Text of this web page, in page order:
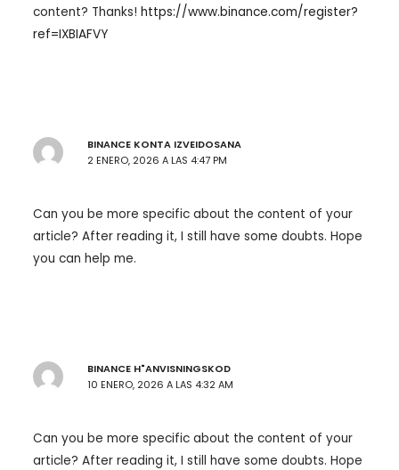
content? Thanks! https://www.binance.com/register?
ref=IXBIAFVY
BINANCE KONTA IZVEIDOSANA
2 ENERO, 2026 A LAS 4:47 PM
Can you be more specific about the content of your
article? After reading it, I still have some doubts. Hope
you can help me.
BINANCE H"ANVISNINGSKOD
10 ENERO, 2026 A LAS 4:32 AM
Can you be more specific about the content of your
article? After reading it, I still have some doubts. Hope